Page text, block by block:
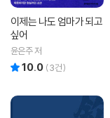
이제는 나도 엄마가 되고
싶어
윤은주 저
10.0 (3건)